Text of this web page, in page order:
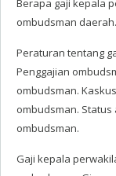
Berapa gaji kepala
ombudsman daerah.
Peraturan tentang
Penggajian
ombudsman.
ombudsman.
ombudsman.
Gaji kepala